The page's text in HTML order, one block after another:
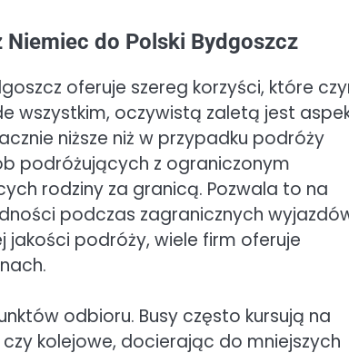
do Polski Bydgoszcz
oferuje szereg korzyści, które
wszystkim, oczywistą zaletą jest
niższe niż w przypadku podróży
podróżujących z ograniczonym
rodziny za granicą. Pozwala to na
podczas zagranicznych
jakości podróży, wiele firm oferuje
odbioru. Busy często kursują na
kolejowe, docierając do mniejszych